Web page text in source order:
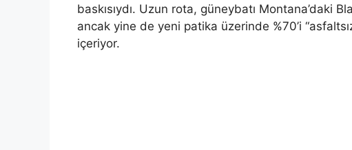
baskısıydı. Uzun rota, güneybatı Montana’daki
ancak yine de yeni patika üzerinde %70’i
içeriyor.